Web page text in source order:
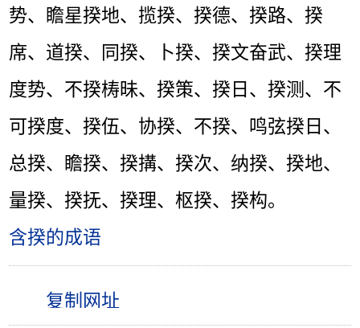
势、瞻星揆地、揽揆、揆德、揆路、揆
席、道揆、同揆、卜揆、揆文奋武、揆理
度势、不揆梼昧、揆策、揆日、揆测、不
可揆度、揆伍、协揆、不揆、鸣弦揆日、
总揆、瞻揆、揆搆、揆次、纳揆、揆地、
量揆、揆抚、揆理、枢揆、揆构。
含揆的成语